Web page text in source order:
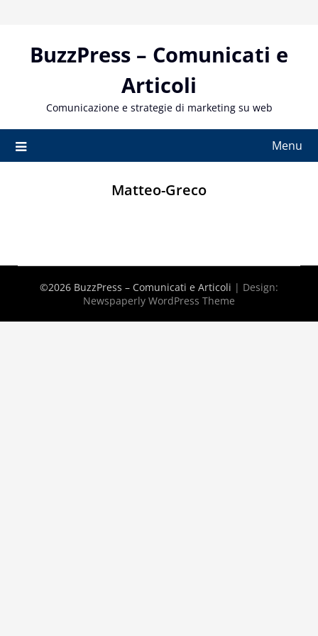
contentBuzzPress – Comunicati e
Articoli
Comunicazione e strategie di marketing su web
Menu
Matteo-Greco
©2026 BuzzPress – Comunicati e Articoli | Design:
Newspaperly WordPress Theme